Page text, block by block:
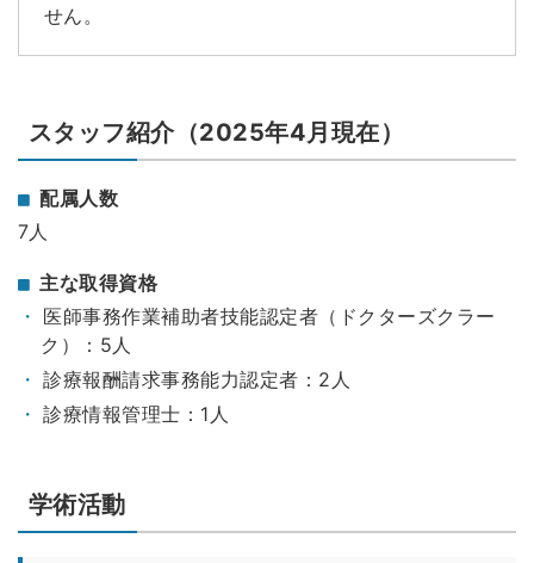
せん。
スタッフ紹介（2025年4月現在）
配属人数
7人
主な取得資格
医師事務作業補助者技能認定者（ドクターズクラー
ク）：5人
診療報酬請求事務能力認定者：2人
診療情報管理士：1人
学術活動